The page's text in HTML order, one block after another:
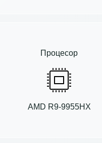
Процесор
AMD R9-9955HX